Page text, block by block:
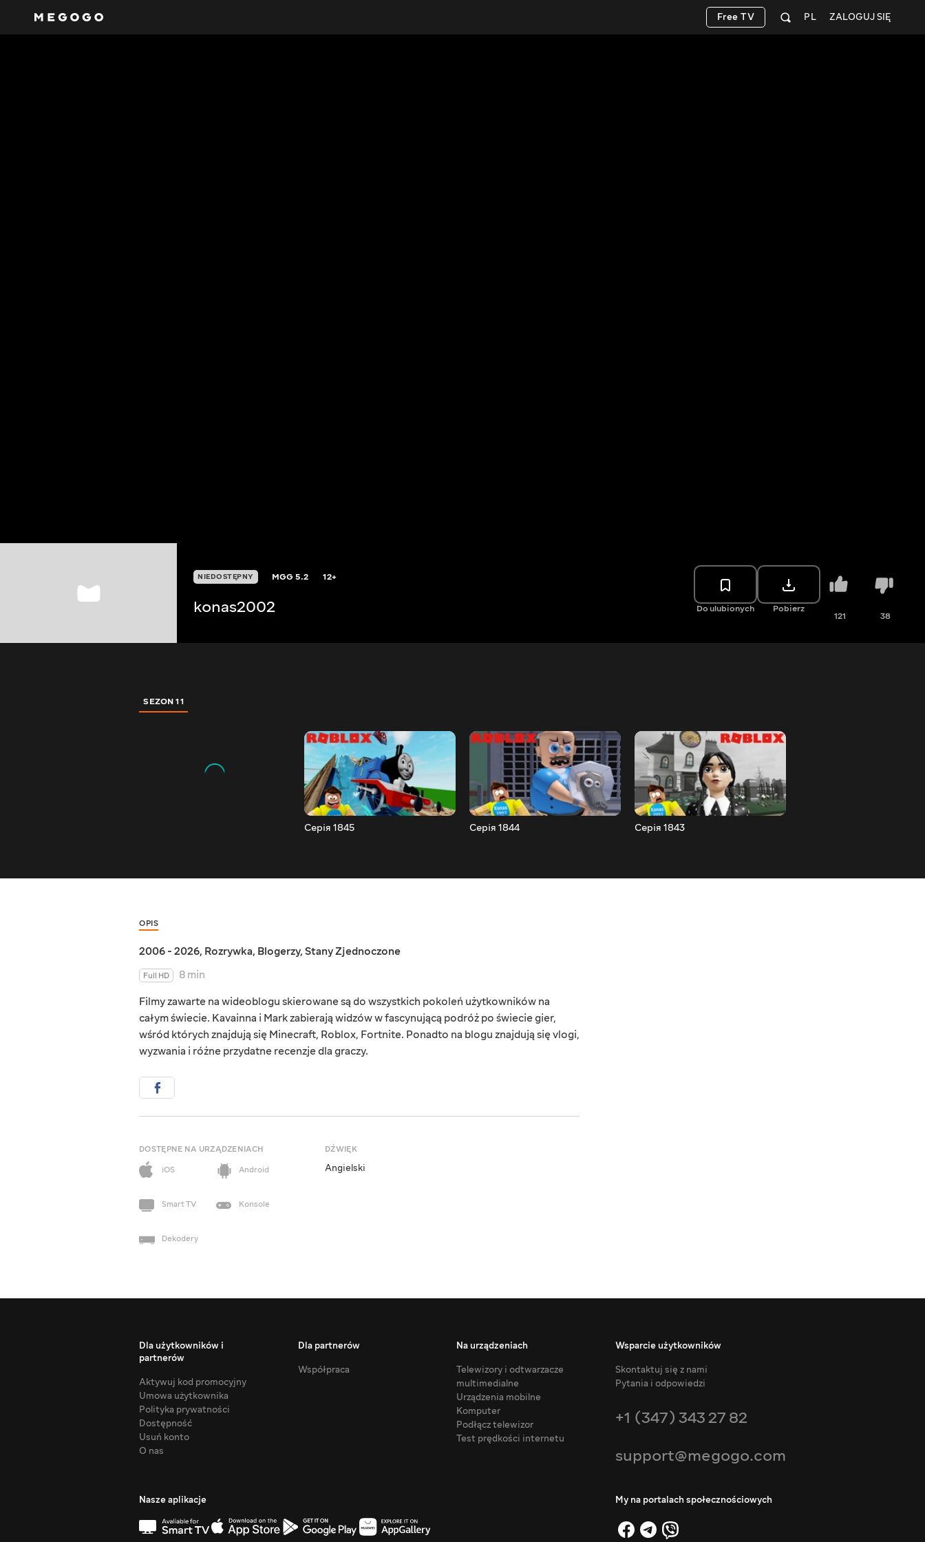
ZALOGUJ SIĘ
PL
Free TV
NIEDOSTĘPNY MGG5.2 12+
konas2002 Do ulubionych Pobierz
121 38
SEZON 11
Серія 1845 Серія 1844 Серія 1843
OPIS
2006 - 2026, Rozrywka, Blogerzy, Stany Zjednoczone
Full HD
8 min
Filmy zawarte na wideoblogu skierowane są do wszystkich pokoleń użytkowników na
całym świecie. Kavainna i Mark zabierają widzów w fascynującą podróż po świecie gier,
wśród których znajdują się Minecraft, Roblox, Fortnite. Ponadto na blogu znajdują się vlogi,
wyzwania i różne przydatne recenzje dla graczy.
DOSTĘPNE NA URZĄDZENIACH
iOS
Android
Smart TV Konsole
Dekodery
DŹWIĘK
Angielski
Dla użytkowników i
partnerów
Aktywuj kod promocyjny
Umowa użytkownika
Polityka prywatności
Dostępność
Usuń konto
O nas
Dla partnerów
Współpraca
Na urządzeniach
Telewizory i odtwarzacze
multimedialne
Urządzenia mobilne
Komputer
Podłącz telewizor
Test prędkości internetu
Wsparcie użytkowników
Skontaktuj się z nami
Pytania i odpowiedzi
+1 (347) 343 27 82
support@megogo.com
Nasze aplikacje My na portalach społecznościowych